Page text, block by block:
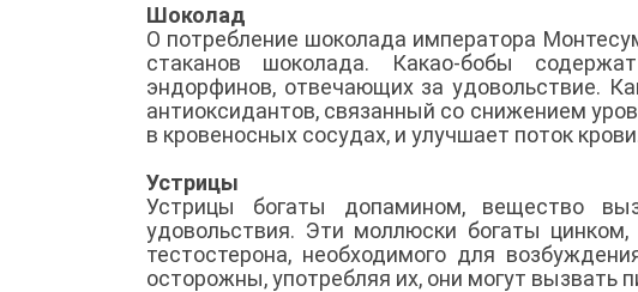
Шоколад
О потребление шоколада императора
стаканов шоколада. Какао-бобы
эндорфинов, отвечающих за удовольствие.
антиоксидантов, связанный со снижением
в кровеносных сосудах, и улучшает поток
Устрицы
Устрицы богаты допамином, вещество
удовольствия. Эти моллюски богаты
тестостерона, необходимого для
осторожны, употребляя их, они могут вызвать